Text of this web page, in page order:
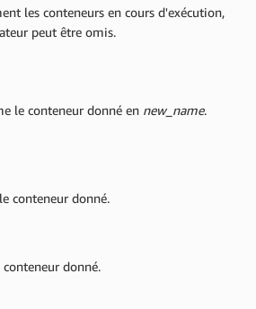
les conteneurs en cours d'exécution,
peut être omis.
le conteneur donné en new_name.
conteneur donné.
donné.